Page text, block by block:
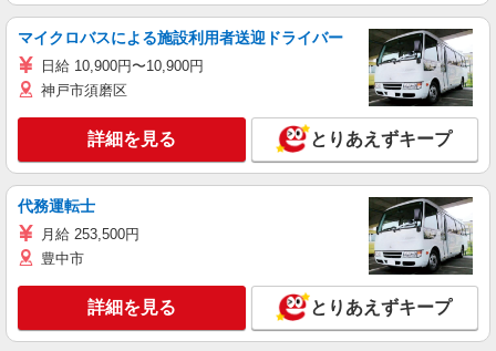
マイクロバスによる施設利用者送迎ドライバー
日給 10,900円〜10,900円
神戸市須磨区
詳細を見る とりあえずキープ
代務運転士
月給 253,500円
豊中市
詳細を見る とりあえずキープ